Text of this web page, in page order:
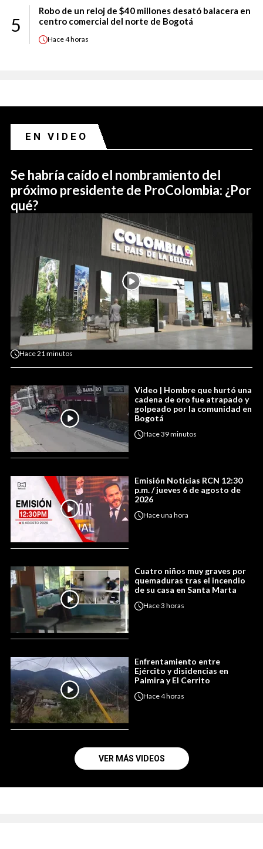
5
Robo de un reloj de $40 millones desató balacera en
centro comercial del norte de Bogotá
Hace4 horas
EN VIDEO
Se habría caído el nombramiento del
próximo presidente de ProColombia: ¿Por
qué?
Hace21 minutos
Video | Hombre que hurtó una
cadena de oro fue atrapado y
golpeado por la comunidad en
Bogotá
Hace39 minutos
Emisión Noticias RCN 12:30
p.m. / jueves 6 de agosto de
2026
Haceuna hora
Cuatro niños muy graves por
quemaduras tras el incendio
de su casa en Santa Marta
Hace3 horas
Enfrentamiento entre
Ejército y disidencias en
Palmira y El Cerrito
Hace4 horas
VER MÁS VIDEOS